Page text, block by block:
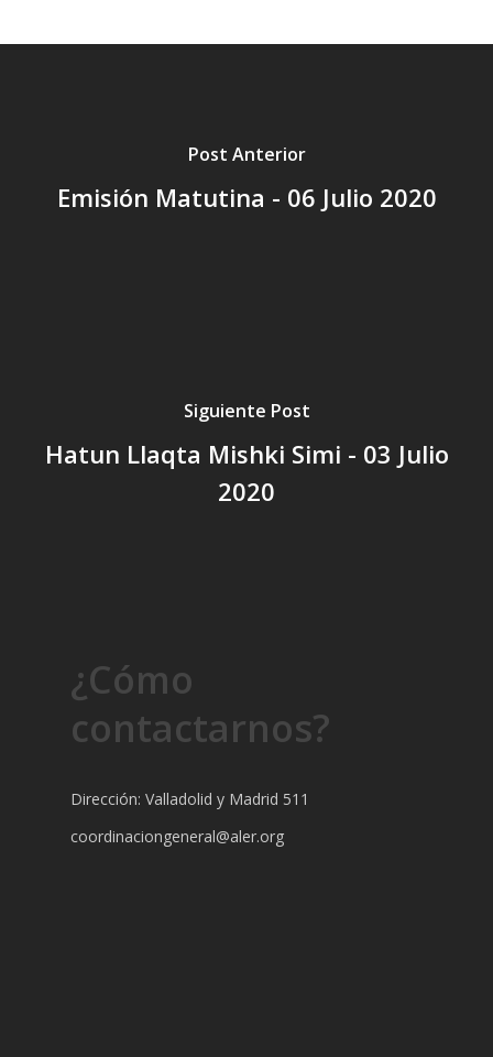
Post Anterior
Emisión Matutina - 06 Julio 2020
Siguiente Post
Hatun Llaqta Mishki Simi - 03 Julio
2020
¿Cómo
contactarnos?
Dirección: Valladolid y Madrid 511
coordinaciongeneral@aler.org